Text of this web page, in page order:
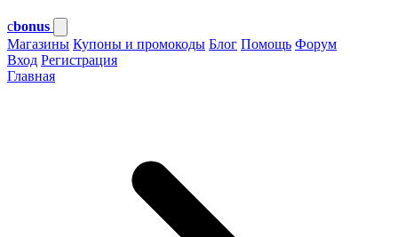
cbonus
Магазины Купоны и промокоды Блог Помощь Форум
Вход Регистрация
Главная